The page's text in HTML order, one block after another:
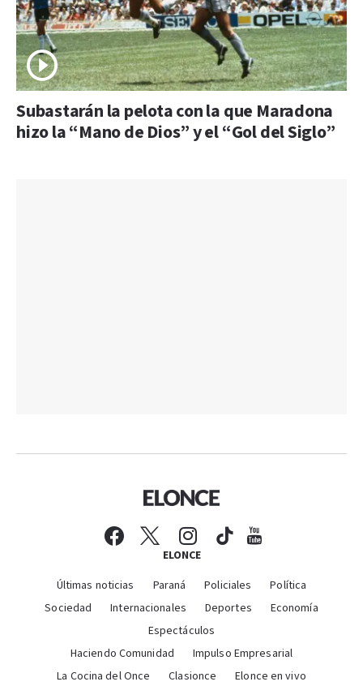
Subastarán la pelota con la que Maradona
hizo la “Mano de Dios” y el “Gol del Siglo”
ELONCE
Últimas noticias Paraná Policiales
Política
Sociedad
Internacionales Deportes
Economía
Espectáculos
Haciendo Comunidad
Impulso Empresarial
La Cocina del Once
Clasionce Elonce en vivo